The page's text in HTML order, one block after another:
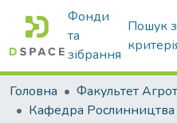
Фонди
та
зібрання
Пошук
Головна